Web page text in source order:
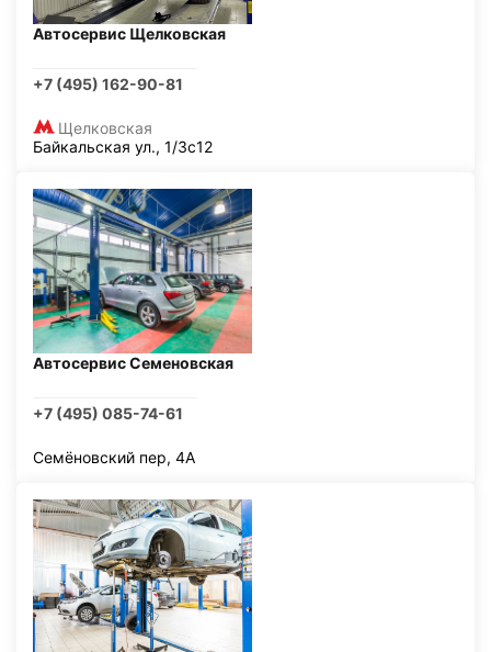
Автосервис Щелковская
+7 (495) 162-90-81
Щелковская
Байкальская ул., 1/3с12
Автосервис Семеновская
+7 (495) 085-74-61
Семёновский пер, 4А